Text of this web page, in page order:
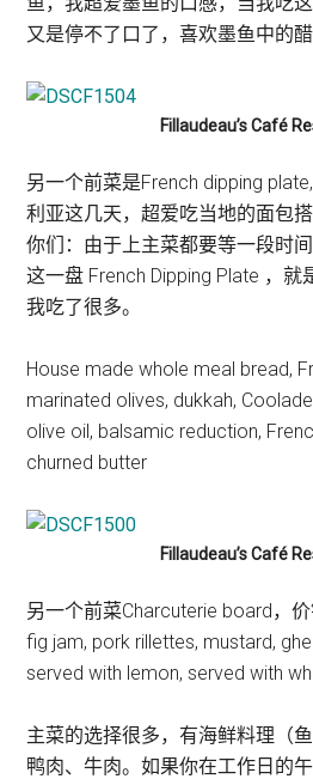
又是停不了口了，喜欢墨鱼中的
Fillaudeau’s Café
另一个前菜是French dipping
利亚这几天，超爱吃当地的面包
你们：由于上主菜都要等一段时
这一盘 French Dipping Plate ，
我吃了很多。
House made whole meal bread,
marinated olives, dukkah,
olive oil, balsamic reduction,
churned butter
Fillaudeau’s Café
另一个前菜Charcuterie board，
fig jam, pork rillettes, mustard,
served with lemon, served with
主菜的选择很多，有海鲜料理（
鸭肉、牛肉。如果你在工作日的